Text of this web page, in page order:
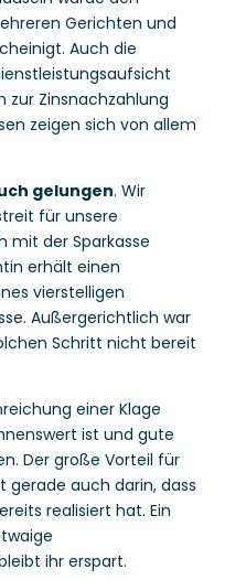
Gerichten und
Auch die
zur Zinsnachzahlung
zeigen sich von allem
gelungen. Wir
für unsere
mit der Sparkasse
erhält einen
vierstelligen
Außergerichtlich war
Schritt nicht bereit
einer Klage
ist und gute
Der große Vorteil für
gerade auch darin, dass
realisiert hat. Ein
ihr erspart.